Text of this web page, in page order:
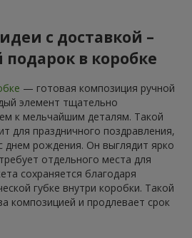
с доставкой –
в коробке
— готовая композиция ручной
элемент тщательно
к мельчайшим деталям. Такой
для праздничного поздравления,
днем рождения. Он выглядит ярко
отдельного места для
сохраняется благодаря
губке внутри коробки. Такой
композицией и продлевает срок